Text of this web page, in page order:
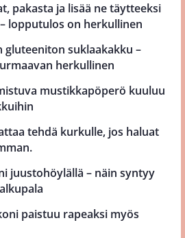
pakasta ja lisää ne täytteeksi
lopputulos on herkullinen
gluteeniton suklaakakku –
herkullinen
mustikkapöperö kuuluu
tehdä kurkulle, jos haluat
juustohöylällä – näin syntyy
paistuu rapeaksi myös